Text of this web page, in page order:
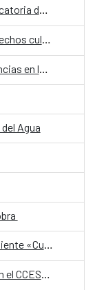
La Cooperación Española lanza la convocatoria de Becas MAEC-AECID 2024-2025
Mapas de la Disidencia. Arte urbano y derechos culturales en Latinoamérica
Agua
Fondo para la investigación Afrodescendiente «Cultiva»
Convocatoria para personal laboral fijo en el CCESD. Categoría: Técnico Medio